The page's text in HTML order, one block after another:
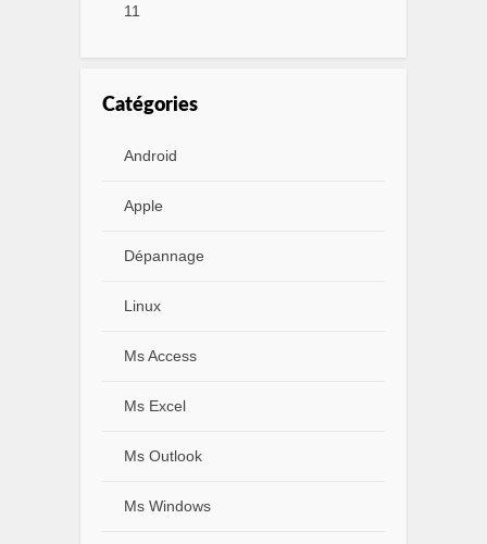
11
Catégories
Android
Apple
Dépannage
Linux
Ms Access
Ms Excel
Ms Outlook
Ms Windows